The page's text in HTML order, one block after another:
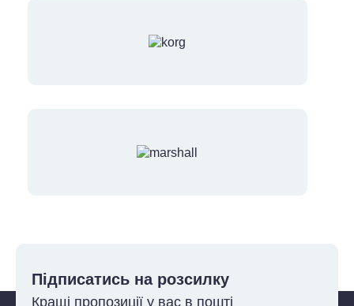
Підписатись на розсилку
Кращі пропозиції у вас в пошті